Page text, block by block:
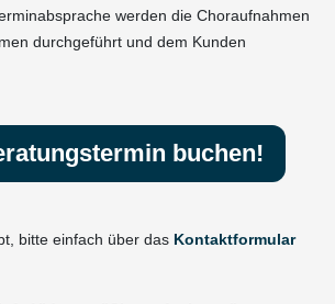
werden die Choraufnahmen
durchgeführt und dem Kunden
buchen!
bitte einfach über das Kontaktformular